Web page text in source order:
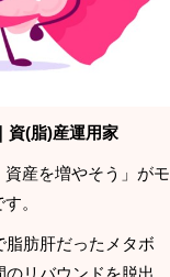
資(脂)産運用家
資産を増やそう」がモ
。
脂肪肝だったメタボ